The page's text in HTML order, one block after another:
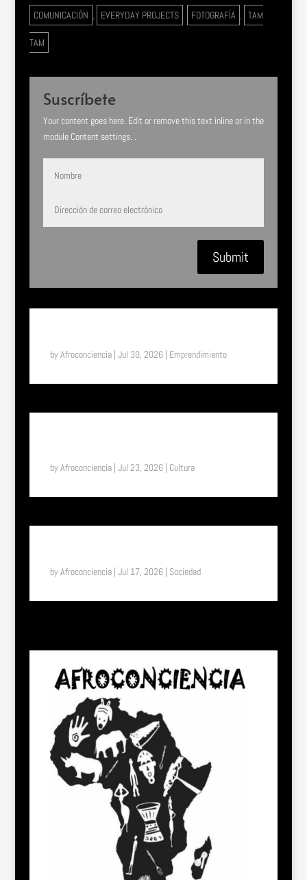
COMUNICACIÓN , EVERYDAY PROJECTS , FOTOGRAFÍA , TAM
TAM
Suscríbete
Your content goes here. Edit or remove this text inline or in the
module Content settings. .
Submit
byAfroconciencia| Jul 30, 2026| Emprendimiento
byAfroconciencia| Jul 23, 2026| Cultura
byAfroconciencia| Jul 17, 2026| Sociedad